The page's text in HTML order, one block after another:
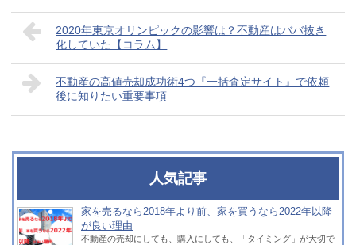
2020年東京オリンピックの影響は？不動産はババ抜き
化していた【コラム】
不動産の高値売却成功術4つ『一括査定サイト』で依頼
後に知りたい重要事項
人気記事
家を売るなら2018年より前、家を買うなら2022年以降
が良い理由
不動産の売却にしても、購入にしても、「タイミング」が大切で